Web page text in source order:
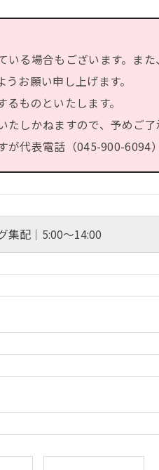
る場合もございます。ま
お願い申し上げます。
ものといたします。
たしかねますので、予めご
代表電話（045-900-